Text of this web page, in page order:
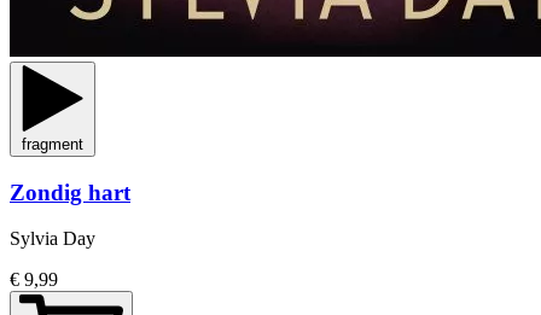
fragment
Zondig hart
Sylvia Day
€ 9,99